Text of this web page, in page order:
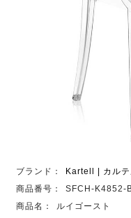
ブランド：
Kartell | カルテ
商品番号：
SFCH-K4852-
商品名：
ルイゴースト